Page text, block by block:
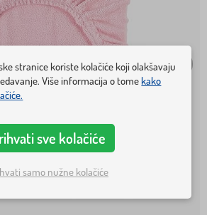
stranice koriste kolačiće koji olakšavaju
Više informacija o tomekako
sve kolačiće
samo nužne kolačiće